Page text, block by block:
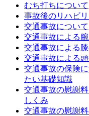
むち打ちについて
事故後のリハビ
交通事故について
交通事故による
交通事故による
交通事故による
交通事故の保険
たい基礎知識
交通事故の慰謝
しくみ
交通事故の慰謝